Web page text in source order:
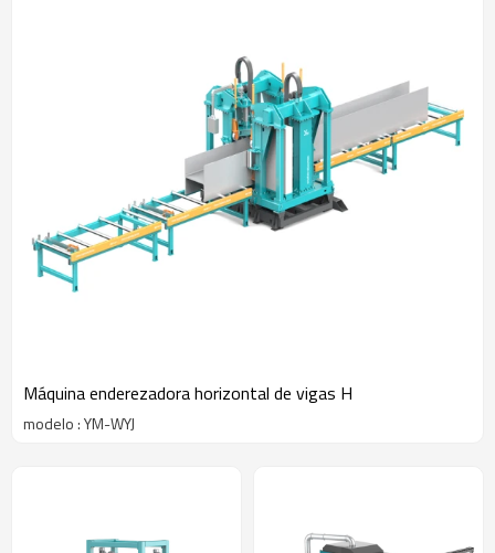
Máquina enderezadora horizontal de vigas H
modelo : YM-WYJ